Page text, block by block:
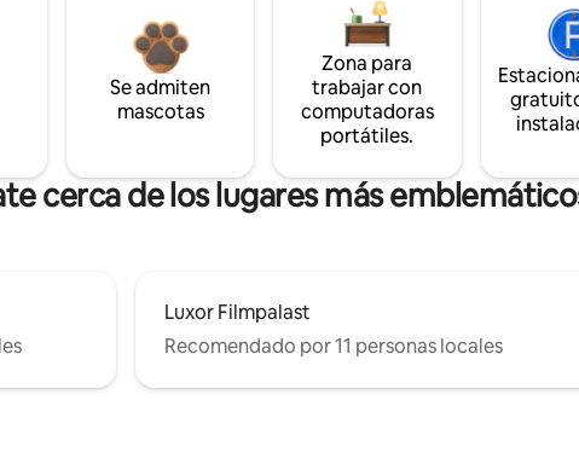
Se admiten
mascotas
Zona para
trabajar con
computadoras
portátiles.
cerca de los lugares más
Luxor Filmpalast
Recomendado por 11 personas locales